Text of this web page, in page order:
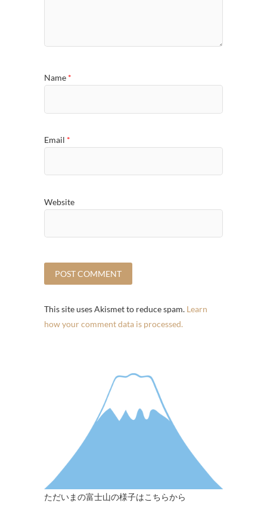
Name *
Email *
Website
This site uses Akismet to reduce spam. Learn
how your comment data is processed.
ただいまの富士山の様子はこちらから